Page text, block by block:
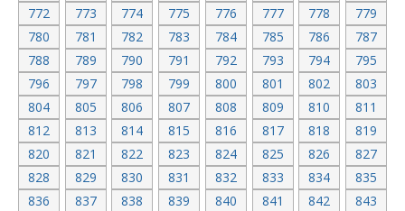
772
773 774 775 776 777 778
779
780
781 782 783 784 785 786
787
788
789 790 791 792 793 794
795
796
797 798 799 800 801 802
803
804
805 806 807 808 809 810
811
812
813 814 815 816 817 818
819
820
821 822 823 824 825 826
827
828
829 830 831 832 833 834
835
836
837 838 839 840 841 842
843